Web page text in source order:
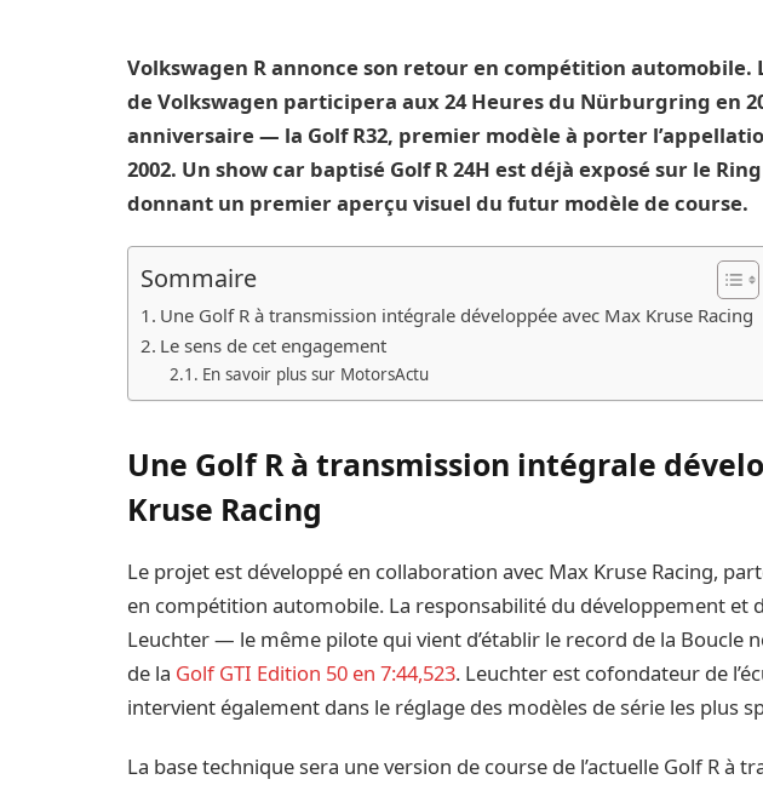
Volkswagen R annonce son retour en compétition
de Volkswagen participera aux 24 Heures du Nürburgring en
anniversaire — la Golf R32, premier modèle à porter
2002. Un show car baptisé Golf R 24H est déjà exposé sur le
donnant un premier aperçu visuel du futur modèle de course.
Sommaire
Une Golf R à transmission intégrale développée avec Max Kruse Racing
Le sens de cet engagement
En savoir plus sur MotorsActu
Une Golf R à transmission intégrale
Kruse Racing
Le projet est développé en collaboration avec Max Kruse Racing,
en compétition automobile. La responsabilité du développement et
Leuchter — le même pilote qui vient d’établir le record de la Boucle
de la Golf GTI Edition 50 en 7:44,523. Leuchter est cofondateur de
intervient également dans le réglage des modèles de série les plus
La base technique sera une version de course de l’actuelle Golf R à